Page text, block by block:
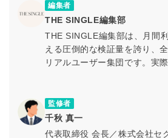
編集者
THE SINGLE編集部
THE SINGLE編集部は、月間
える圧倒的な検証量を誇り、
リアルユーザー集団です。実
ザー体験に基づく検証を通じ
しています。
監修者
千秋 真一
代表取締役 会長／株式会社セ